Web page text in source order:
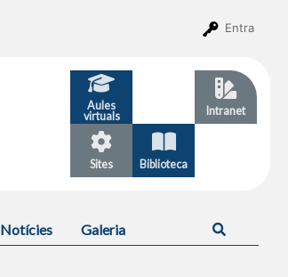
Entra
Aules
virtuals
Intranet
Sites Biblioteca
Notícies Galeria Cerca